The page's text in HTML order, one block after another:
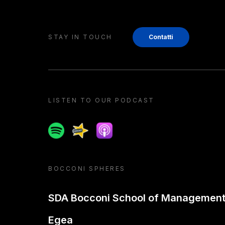
STAY IN TOUCH Contatti
LISTEN TO OUR PODCAST
SpotifySpreakerApple podcast
BOCCONI SPHERES
SDA Bocconi School of Management
Egea